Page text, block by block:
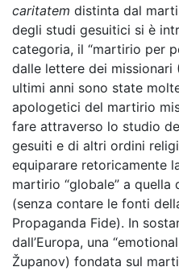
caritatem distinta dal
degli studi gesuitici si è
categoria, il “martirio per
dalle lettere dei
ultimi anni sono state
apologetici del martirio
fare attraverso lo studio
gesuiti e di altri ordini
equiparare retoricamente
martirio “globale” a quella
(senza contare le fonti
Propaganda Fide). In
dall’Europa, una
Županov) fondata sul